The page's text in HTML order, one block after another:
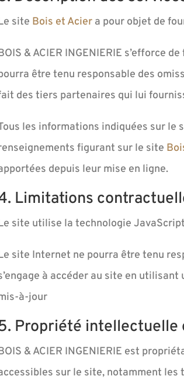
site Bois et Acier a pour objet de
& ACIER INGENIERIE s’efforce
être tenu responsable des
des tiers partenaires qui lui
les informations indiquées sur le
figurant sur le site
depuis leur mise en ligne.
Limitations
site utilise la technologie
site Internet ne pourra être tenu
à accéder au site en
à-jour
Propriété intellectuelle
& ACIER INGENIERIE est
sur le site, notamment les